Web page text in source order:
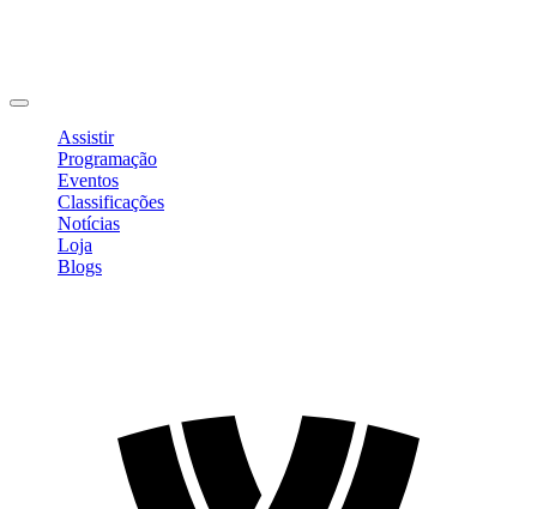
Assistir
Programação
Eventos
Classificações
Notícias
Loja
Blogs